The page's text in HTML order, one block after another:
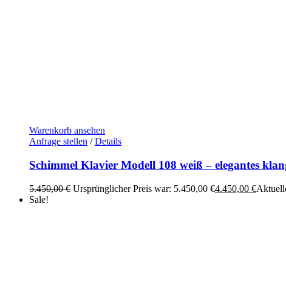
Warenkorb ansehen
Anfrage stellen / Details
Schimmel Klavier Modell 108 weiß – elegantes
5.450,00€ Ursprünglicher Preis war: 5.450,00 €4.450,00 €
Sale!